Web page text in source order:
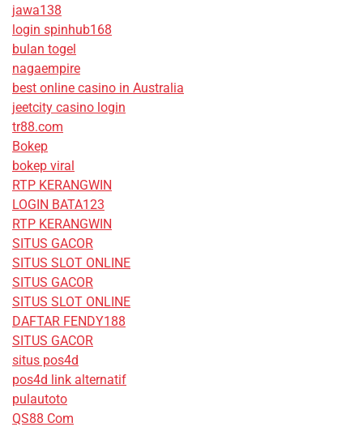
jawa138
login spinhub168
bulan togel
nagaempire
best online casino in Australia
jeetcity casino login
tr88.com
Bokep
bokep viral
RTP KERANGWIN
LOGIN BATA123
RTP KERANGWIN
SITUS GACOR
SITUS SLOT ONLINE
SITUS GACOR
SITUS SLOT ONLINE
DAFTAR FENDY188
SITUS GACOR
situs pos4d
pos4d link alternatif
pulautoto
QS88 Com